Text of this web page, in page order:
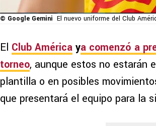
© Google Gemini El nuevo uniforme del Club
El Club América ya comenzó a
torneo, aunque estos no estarán
plantilla o en posibles
que presentará el equipo para la